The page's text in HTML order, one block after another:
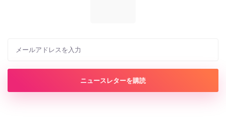
ニュースレターを購読